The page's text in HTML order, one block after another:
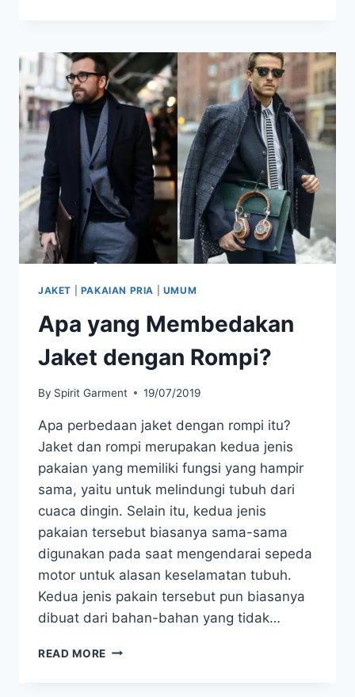
ROMPI
JAKET PAKAIAN PRIA UMUM
Apa yang Membedakan
Jaket dengan Rompi?
By Spirit Garment 19/07/2019
Apa perbedaan jaket dengan rompi itu?
Jaket dan rompi merupakan kedua jenis
pakaian yang memiliki fungsi yang hampir
sama, yaitu untuk melindungi tubuh dari
cuaca dingin. Selain itu, kedua jenis
pakaian tersebut biasanya sama-sama
digunakan pada saat mengendarai sepeda
motor untuk alasan keselamatan tubuh.
Kedua jenis pakain tersebut pun biasanya
dibuat dari bahan-bahan yang tidak…
READ MORE APA